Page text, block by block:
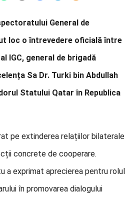
General de
loc o întrevedere oficială între
IGC, general de brigadă
Sa Dr. Turki bin Abdullah
Statului Qatar în Republica
pe extinderea relațiilor bilaterale
concrete de cooperare.
a exprimat aprecierea pentru rolul
în promovarea dialogului